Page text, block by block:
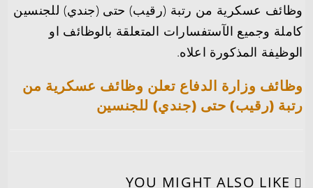
وظائف عسكرية من رتبة (رقيب) حتى (جندي) للجنسين
كاملة وجميع الآستفسارات المتعلقة بالوظائف او
الوظيفة المذكورة اعلاه.
وظائف وزارة الدفاع تعلن وظائف عسكرية من
رتبة (رقيب) حتى (جندي) للجنسين
YOU MIGHT ALSO LIKE